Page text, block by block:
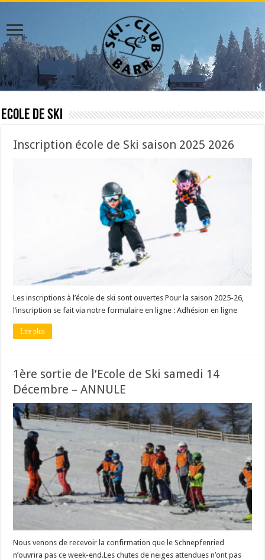
Ecole de Ski
Inscription école de Ski saison 2025 2026
Les inscriptions à l’école de ski sont ouvertes Pour la saison 2025-26,
l’inscription se fait via notre formulaire en ligne : Adhésion en ligne
Lire plus
1ère sortie de l’Ecole de Ski samedi 14
Décembre – ANNULE
Nous venons de recevoir la confirmation que le Schnepfenried
n’ouvrira pas ce week-end.Les chutes de neiges attendues n’ont pas